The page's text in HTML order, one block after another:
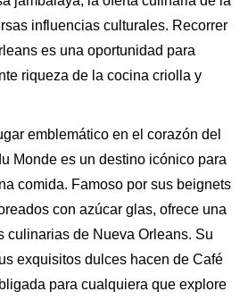
influencias culturales. Recorrer
es una oportunidad para
riqueza de la cocina criolla y
emblemático en el corazón del
Monde es un destino icónico para
comida. Famoso por sus beignets
con azúcar glas, ofrece una
culinarias de Nueva Orleans. Su
exquisitos dulces hacen de Café
para cualquiera que explore